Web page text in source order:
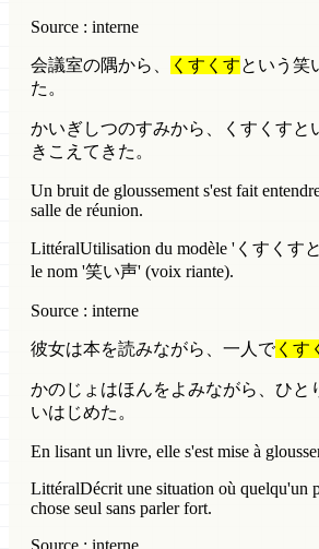
Source : interne
会議室の隅から、 くすくすという笑
た。
かいぎしつのすみから、くすくすと
きこえてきた。
Un bruit de gloussement s'est fait
salle de réunion.
LittéralUtilisation du modèle 'くすくす
le nom '笑い声' (voix riante).
Source : interne
彼女は本を読みながら、一人で くす
かのじょはほんをよみながら、ひと
いはじめた。
En lisant un livre, elle s'est mise à
LittéralDécrit une situation où quelqu'un
chose seul sans parler fort.
Source : interne